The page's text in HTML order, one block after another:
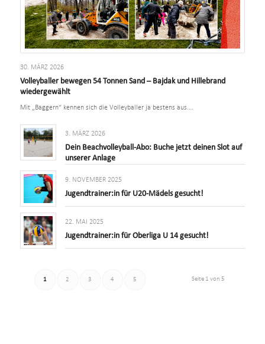
30. MÄRZ 2026
Volleyballer bewegen 54 Tonnen Sand – Bajdak und Hillebrand
wiedergewählt
Mit „Baggern“ kennen sich die Volleyballer ja bestens aus.…
3. MÄRZ 2026
Dein Beachvolleyball-Abo: Buche jetzt deinen Slot auf
unserer Anlage
9. NOVEMBER 2025
Jugendtrainer:in für U20-Mädels gesucht!
22. MAI 2025
Jugendtrainer:in für Oberliga U 14 gesucht!
Seite 1 von 5
1 2 3 4 5